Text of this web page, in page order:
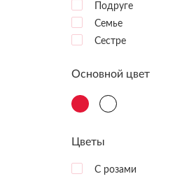
Подруге
Семье
Сестре
Основной цвет
Цветы
С розами